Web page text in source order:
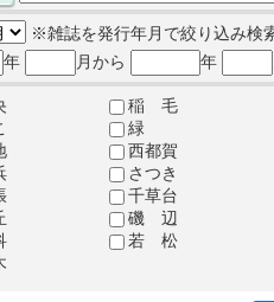
※雑誌を発行年月で絞り込み検
年
月から 年
稲 毛
緑
西都賀
さつき
千草台
磯 辺
若 松